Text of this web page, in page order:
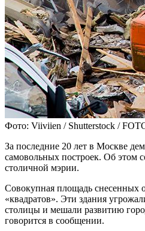
Фото: Viiviien / Shutterstock /
За последние 20 лет в Москве
самовольных построек. Об этом
столичной мэрии.
Совокупная площадь снесенных
«квадратов». Эти здания
столицы и мешали развитию
говорится в сообщении.